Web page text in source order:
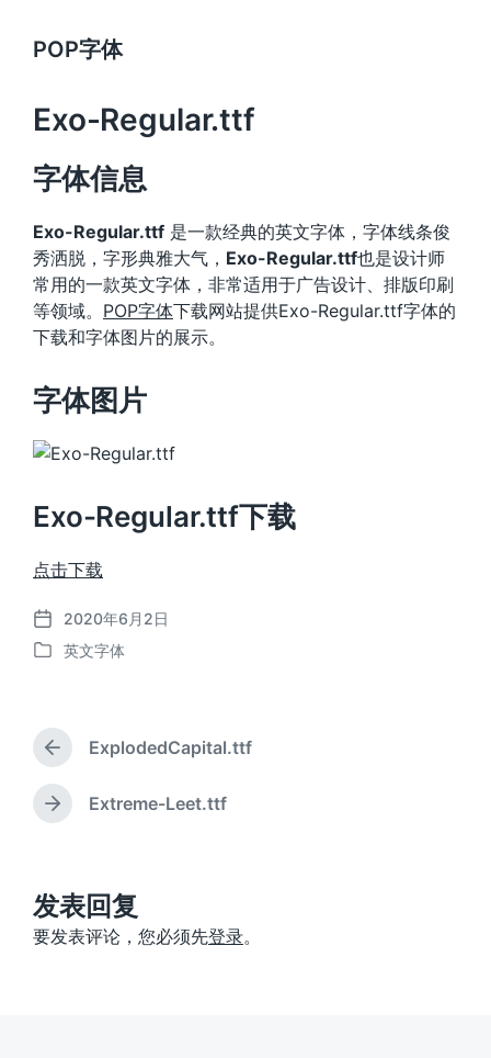
POP字体
Exo-Regular.ttf
字体信息
Exo-Regular.ttf 是一款经典的英文字体，字体线条俊
秀洒脱，字形典雅大气， Exo-Regular.ttf也是设计师
常用的一款英文字体，非常适用于广告设计、排版印刷
等领域。 POP字体下载网站提供Exo-Regular.ttf字体的
下载和字体图片的展示。
字体图片
Exo-Regular.ttf下载
点击下载
发
布
2020年6月2日
发
英文字体
上
篇
文
章
ExplodedCapital.ttf
下
：
Extreme-Leet.ttf
发表回复
要发表评论，您必须先登录。